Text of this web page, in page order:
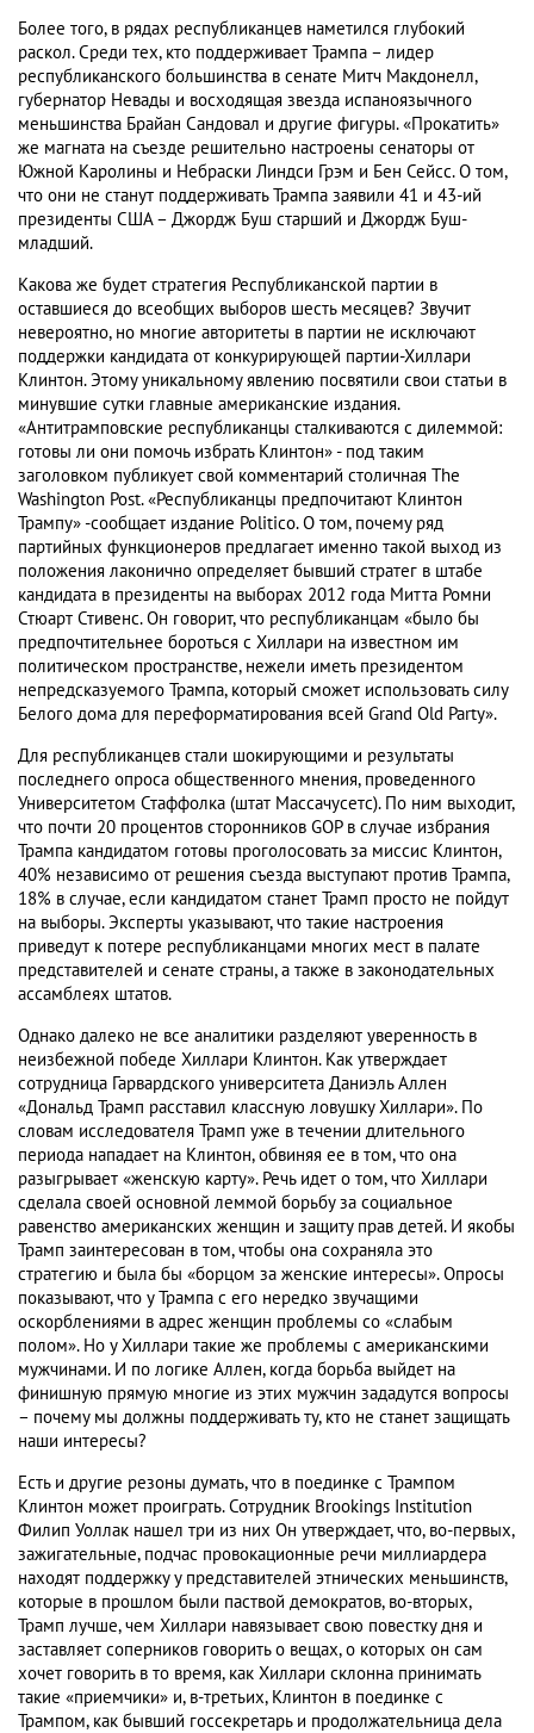
Более того, в рядах республиканцев наметился глубокий
раскол. Среди тех, кто поддерживает Трампа – лидер
республиканского большинства в сенате Митч Макдонелл,
губернатор Невады и восходящая звезда испаноязычного
меньшинства Брайан Сандовал и другие фигуры. «Прокатить»
же магната на съезде решительно настроены сенаторы от
Южной Каролины и Небраски Линдси Грэм и Бен Сейсс. О том,
что они не станут поддерживать Трампа заявили 41 и 43-ий
президенты США – Джордж Буш старший и Джордж Буш-
младший.
Какова же будет стратегия Республиканской партии в
оставшиеся до всеобщих выборов шесть месяцев? Звучит
невероятно, но многие авторитеты в партии не исключают
поддержки кандидата от конкурирующей партии-Хиллари
Клинтон. Этому уникальному явлению посвятили свои статьи в
минувшие сутки главные американские издания.
«Антитрамповские республиканцы сталкиваются с дилеммой:
готовы ли они помочь избрать Клинтон» - под таким
заголовком публикует свой комментарий столичная The
Washington Post. «Республиканцы предпочитают Клинтон
Трампу» -сообщает издание Politico. О том, почему ряд
партийных функционеров предлагает именно такой выход из
положения лаконично определяет бывший стратег в штабе
кандидата в президенты на выборах 2012 года Митта Ромни
Стюарт Стивенс. Он говорит, что республиканцам «было бы
предпочтительнее бороться с Хиллари на известном им
политическом пространстве, нежели иметь президентом
непредсказуемого Трампа, который сможет использовать силу
Белого дома для переформатирования всей Grand Old Party».
Для республиканцев стали шокирующими и результаты
последнего опроса общественного мнения, проведенного
Университетом Стаффолка (штат Массачусетс). По ним выходит,
что почти 20 процентов сторонников GOP в случае избрания
Трампа кандидатом готовы проголосовать за миссис Клинтон,
40% независимо от решения съезда выступают против Трампа,
18% в случае, если кандидатом станет Трамп просто не пойдут
на выборы. Эксперты указывают, что такие настроения
приведут к потере республиканцами многих мест в палате
представителей и сенате страны, а также в законодательных
ассамблеях штатов.
Однако далеко не все аналитики разделяют уверенность в
неизбежной победе Хиллари Клинтон. Как утверждает
сотрудница Гарвардского университета Даниэль Аллен
«Дональд Трамп расставил классную ловушку Хиллари». По
словам исследователя Трамп уже в течении длительного
периода нападает на Клинтон, обвиняя ее в том, что она
разыгрывает «женскую карту». Речь идет о том, что Хиллари
сделала своей основной леммой борьбу за социальное
равенство американских женщин и защиту прав детей. И якобы
Трамп заинтересован в том, чтобы она сохраняла это
стратегию и была бы «борцом за женские интересы». Опросы
показывают, что у Трампа с его нередко звучащими
оскорблениями в адрес женщин проблемы со «слабым
полом». Но у Хиллари такие же проблемы с американскими
мужчинами. И по логике Аллен, когда борьба выйдет на
финишную прямую многие из этих мужчин зададутся вопросы
– почему мы должны поддерживать ту, кто не станет защищать
наши интересы?
Есть и другие резоны думать, что в поединке с Трампом
Клинтон может проиграть. Сотрудник Brookings Institution
Филип Уоллак нашел три из них Он утверждает, что, во-первых,
зажигательные, подчас провокационные речи миллиардера
находят поддержку у представителей этнических меньшинств,
которые в прошлом были паствой демократов, во-вторых,
Трамп лучше, чем Хиллари навязывает свою повестку дня и
заставляет соперников говорить о вещах, о которых он сам
хочет говорить в то время, как Хиллари склонна принимать
такие «приемчики» и, в-третьих, Клинтон в поединке с
Трампом, как бывший госсекретарь и продолжательница дела